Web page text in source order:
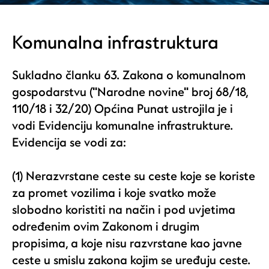
Komunalna infrastruktura
Sukladno članku 63. Zakona o komunalnom
gospodarstvu ("Narodne novine" broj 68/18,
110/18 i 32/20) Općina Punat ustrojila je i
vodi Evidenciju komunalne infrastrukture.
Evidencija se vodi za:
(1) Nerazvrstane ceste su ceste koje se koriste
za promet vozilima i koje svatko može
slobodno koristiti na način i pod uvjetima
određenim ovim Zakonom i drugim
propisima, a koje nisu razvrstane kao javne
ceste u smislu zakona kojim se uređuju ceste.